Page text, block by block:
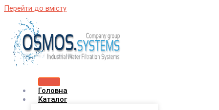
Перейти до вмісту
Головна
Каталог